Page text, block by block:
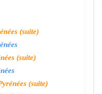
(suite)
(suite)
(suite)